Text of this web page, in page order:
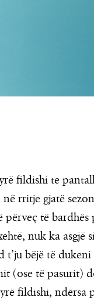
fildishi te
rritje gjatë
përveç të
nuk ka asgjë
t’ju bëjë të
(ose të pasurit)
fildishi, ndërsa